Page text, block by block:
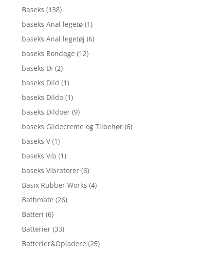
Baseks (138)
baseks Anal legetø (1)
baseks Anal legetøj (6)
baseks Bondage (12)
baseks Di (2)
baseks Dild (1)
baseks Dildo (1)
baseks Dildoer (9)
baseks Glidecreme og Tilbehør (6)
baseks V (1)
baseks Vib (1)
baseks Vibratorer (6)
Basix Rubber Works (4)
Bathmate (26)
Batteri (6)
Batterier (33)
Batterier&Opladere (25)